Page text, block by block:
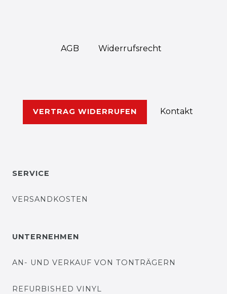
AGB Widerrufs­recht
VERTRAG WIDERRUFEN Kontakt
SERVICE
VERSANDKOSTEN
UNTERNEHMEN
AN- UND VERKAUF VON TONTRÄGERN
REFURBISHED VINYL